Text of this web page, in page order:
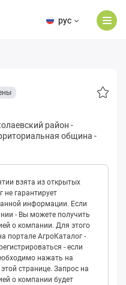
рус
район -
община -
взята из открытых
не гарантирует
информации. Если
- Вы можете получить
о компании. Для этого
портале АгроКаталог -
- если
нажать на
странице. Запрос на
о компании будет